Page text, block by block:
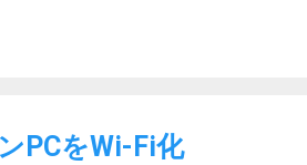
黄熱病ワクチンを接種したことがあ
には感じないと思いますが。 黄熱病
は不要でしたが、ケニアのような黄熱
PCをWi-Fi化